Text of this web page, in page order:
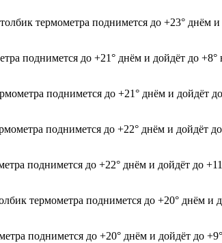
термометра поднимется до +23°
поднимется до +21° днём и дойдёт до
поднимется до +21° днём и
поднимется до +22° днём и
поднимется до +22° днём и дойдёт до
термометра поднимется до +20° днём
поднимется до +20° днём и дойдёт до